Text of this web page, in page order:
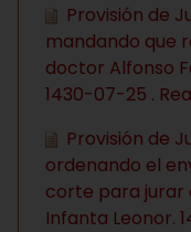
Provisión de
mandando que
doctor Alfonso
1430-07-25 .
Provisión de
ordenando el
corte para jurar
Infanta Leonor.